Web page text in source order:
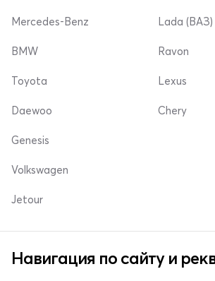
Mercedes-Benz Lada (ВАЗ)
BMW
Toyota
Daewoo
Ravon
Lexus
Chery
Genesis
Volkswagen
Jetour
Навигация по сайту и